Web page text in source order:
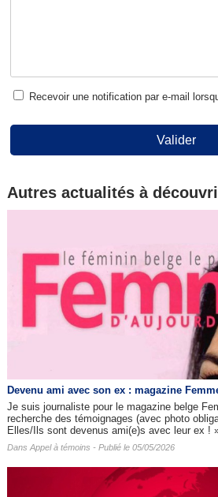
Recevoir une notification par e-mail
Valider
Autres actualités à
Devenu ami avec son ex : magazine
Je suis journaliste pour le magazine belge
recherche des témoignages (avec photo
Elles/Ils sont devenus ami(e)s avec leur ex !
Dans Appel à témoins - Publié le 05/05/2026